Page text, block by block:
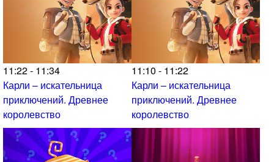
11:22 - 11:34
Карли – искательница
приключений. Древнее
королевство
11:10 - 11:22
Карли – искательница
приключений. Древнее
королевство